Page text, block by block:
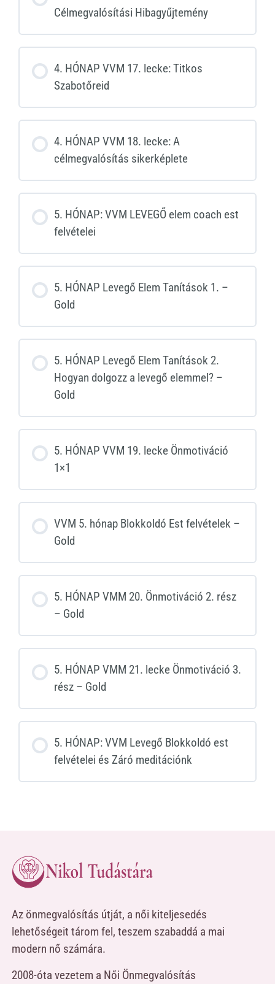
Célmegvalósítási Hibagyűjtemény
4. HÓNAP VVM 17. lecke: Titkos
Szabotőreid
4. HÓNAP VVM 18. lecke: A
célmegvalósítás sikerképlete
5. HÓNAP: VVM LEVEGŐ elem coach est
felvételei
5. HÓNAP Levegő Elem Tanítások 1. –
Gold
5. HÓNAP Levegő Elem Tanítások 2.
Hogyan dolgozz a levegő elemmel? –
Gold
5. HÓNAP VVM 19. lecke Önmotiváció
1×1
VVM 5. hónap Blokkoldó Est felvételek –
Gold
5. HÓNAP VMM 20. Önmotiváció 2. rész
– Gold
5. HÓNAP VMM 21. lecke Önmotiváció 3.
rész – Gold
5. HÓNAP: VVM Levegő Blokkoldó est
felvételei és Záró meditációnk
Az önmegvalósítás útját, a női kiteljesedés
lehetőségeit tárom fel, teszem szabaddá a mai
modern nő számára.
2008-óta vezetem a Női Önmegvalósítás